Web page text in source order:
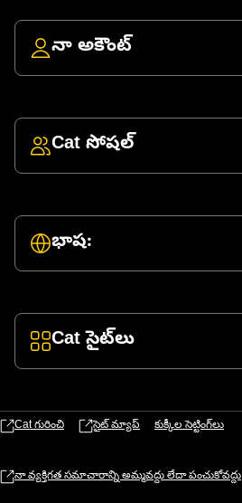
నా అకౌంట్
Cat సోషల్
భాష:
Cat సైట్‌లు
Cat గురించి సైట్ మ్యాప్ కుక్కీల సెట్టింగ్‌లు
నా వ్యక్తిగత సమాచారాన్ని అమ్మవద్దు లేదా పంచుకోవద్దు